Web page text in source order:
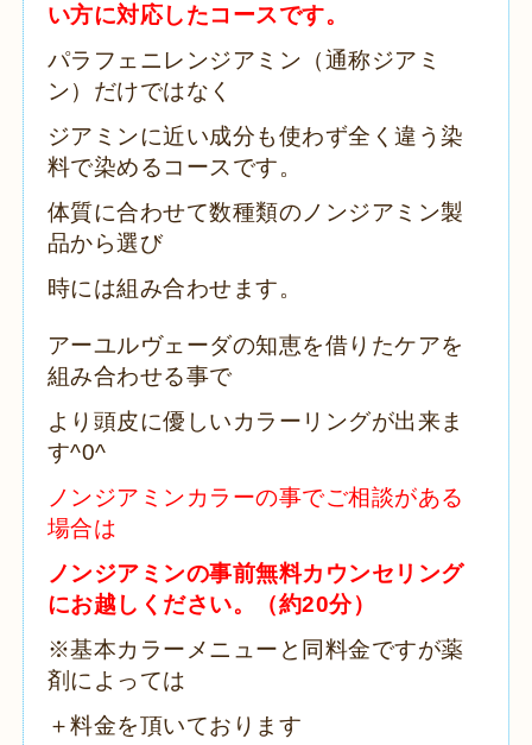
い方に対応したコースです。
パラフェニレンジアミン（通称ジアミ
ン）だけではなく
ジアミンに近い成分も使わず全く違う染
料で染めるコースです。
体質に合わせて数種類のノンジアミン製
品から選び
時には組み合わせます。
アーユルヴェーダの知恵を借りたケアを
組み合わせる事で
より頭皮に優しいカラーリングが出来ま
す^0^
ノンジアミンカラーの事でご相談がある
場合は
ノンジアミンの事前無料カウンセリング
にお越しください。（約20分）
※基本カラーメニューと同料金ですが薬
剤によっては
＋料金を頂いております